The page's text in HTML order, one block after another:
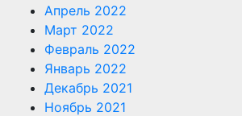
Апрель 2022
Март 2022
Февраль 2022
Январь 2022
Декабрь 2021
Ноябрь 2021